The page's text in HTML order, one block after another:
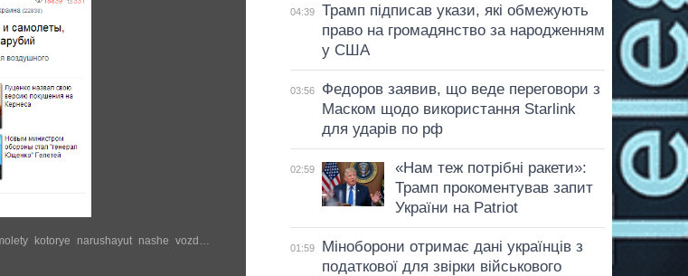
04:39
Трамп підписав укази, які обмежують
право на громадянство за народженням
у США
03:56
Федоров заявив, що веде переговори з
Маском щодо використання Starlink
для ударів по рф
02:59
«Нам теж потрібні ракети»:
Трамп прокоментував запит
України на Patriot
01:59
Міноборони отримає дані українців з
податкової для звірки військового